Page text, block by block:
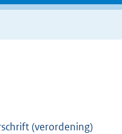
(verordening)